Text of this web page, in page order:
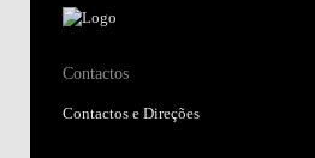
Contactos
Contactos e Direções